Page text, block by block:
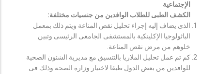
الإجتماعية
الكشف الطبى للطلاب الوافدين من جنسيات مختلفة:
الذى يضاف إليه إجراء تحليل نقص المناعة ويتم ذلك بمعمل
الباثولوجيا الإكلينكية بالمستشفى الجامعى الرئيسى وتبين
خلوهم من مرض نقص المناعة.
كم تم عمل تحليل الملاريا بالتنسيق مع مديرية الشئون الصحية
للوافدين من بعض الدول طبقا لاختيار وزارة الصحة وذلك فى